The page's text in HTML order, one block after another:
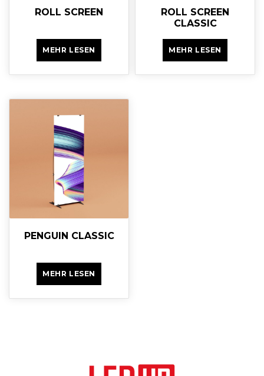
ROLL SCREEN
MEHR LESEN
ROLL SCREEN
CLASSIC
MEHR LESEN
PENGUIN CLASSIC
MEHR LESEN